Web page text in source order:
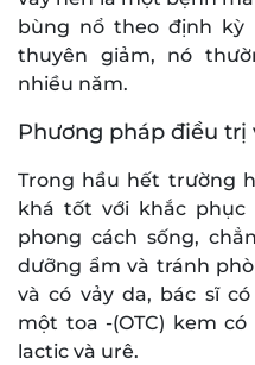
bùng nổ theo định
thuyên giảm, nó
nhiều năm.
Phương pháp điều trị
Trong hầu hết trường
khá tốt với khắc phục
phong cách sống,
dưỡng ẩm và tránh
và có vảy da, bác sĩ
một toa -(OTC) kem
lactic và urê.